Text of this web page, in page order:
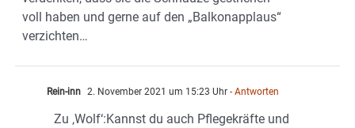
voll haben und gerne auf den „Balkonapplaus“
verzichten…
Rein-inn 2. November 2021 um 15:23 Uhr - Antworten
Zu ‚Wolf‘:Kannst du auch Pflegekräfte und